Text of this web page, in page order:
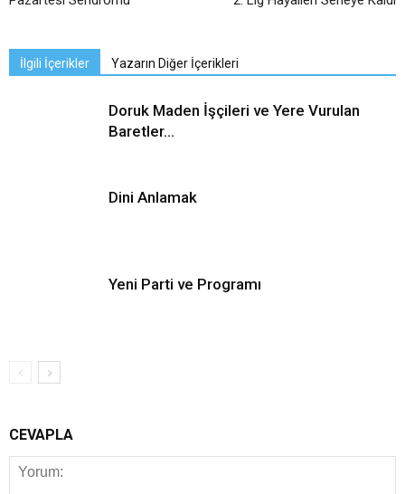
İlgili İçerikler Yazarın Diğer İçerikleri
Doruk Maden İşçileri ve Yere Vurulan
Baretler…
Dini Anlamak
Yeni Parti ve Programı
CEVAPLA